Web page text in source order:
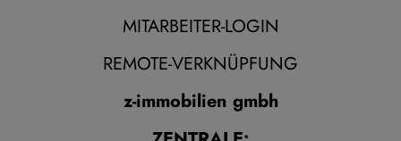
MITARBEITER-LOGIN
REMOTE-VERKNÜPFUNG
z-immobilien gmbh